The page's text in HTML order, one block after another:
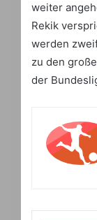
weiter
Rekik
werden
zu den
der